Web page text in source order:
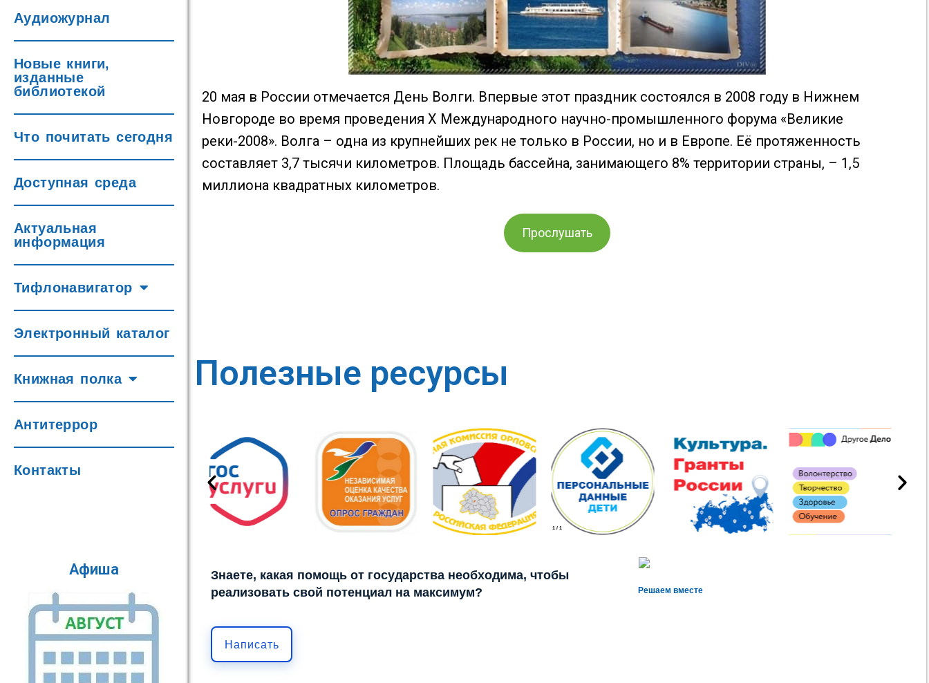
Аудиожурнал
Новые книги,
изданные
библиотекой
Что почитать сегодня
Доступная среда
Актуальная
информация
Тифлонавигатор
Электронный каталог
Книжная полка
Антитеррор
Контакты
Афиша
20 мая в России отмечается День Волги. Впервые этот праздник состоялся в 2008 году в Нижнем
Новгороде во время проведения Х Международного научно-промышленного форума «Великие
реки-2008». Волга – одна из крупнейших рек не только в России, но и в Европе. Её протяженность
составляет 3,7 тысячи километров. Площадь бассейна, занимающего 8% территории страны, – 1,5
миллиона квадратных километров.
Прослушать
Полезные ресурсы
1 / 1
Решаем вместе
Знаете, какая помощь от государства необходима, чтобы
реализовать свой потенциал на максимум?
Написать